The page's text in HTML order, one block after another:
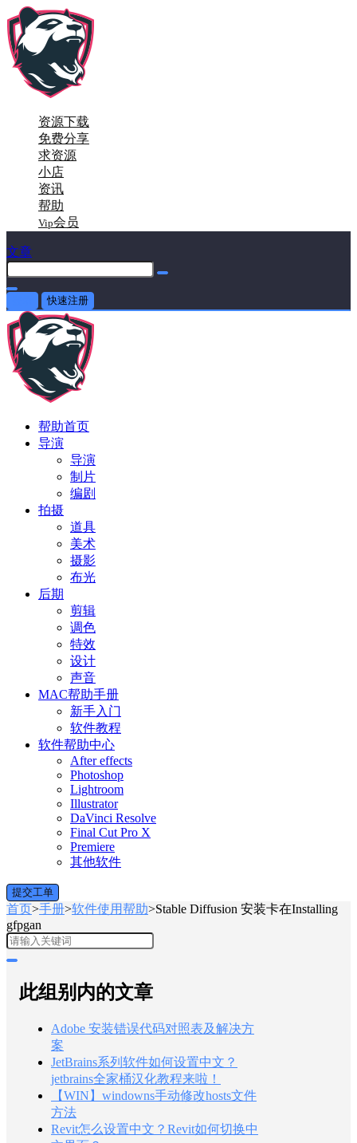
资源下载
免费分享
求资源
小店
资讯
帮助
Vip会员
文章
快速注册
帮助首页
导演
导演
制片
编剧
拍摄
道具
美术
摄影
布光
后期
剪辑
调色
特效
设计
声音
MAC帮助手册
新手入门
软件教程
软件帮助中心
After effects
Photoshop
Lightroom
Illustrator
DaVinci Resolve
Final Cut Pro X
Premiere
其他软件
提交工单
首页>手册>软件使用帮助>Stable Diffusion 安装卡在Installing
gfpgan
此组别内的文章
Adobe 安装错误代码对照表及解决方
案
JetBrains系列软件如何设置中文？
jetbrains全家桶汉化教程来啦！
【WIN】windowns手动修改hosts文件
方法
Revit怎么设置中文？Revit如何切换中